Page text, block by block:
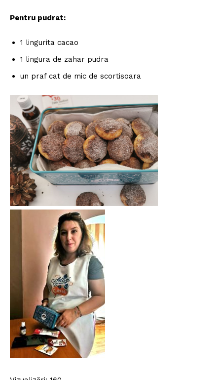
Pentru pudrat:
1 lingurita cacao
1 lingura de zahar pudra
un praf cat de mic de scortisoara